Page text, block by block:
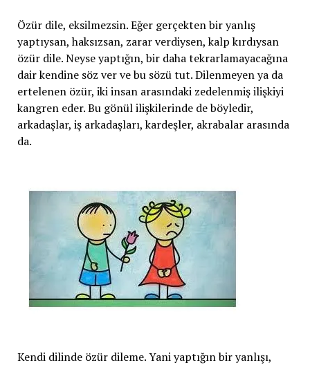
Özür dile, eksilmezsin. Eğer gerçekten bir yanlış
yaptıysan, haksızsan, zarar verdiysen, kalp kırdıysan
özür dile. Neyse yaptığın, bir daha tekrarlamayacağına
dair kendine söz ver ve bu sözü tut. Dilenmeyen ya da
ertelenen özür, iki insan arasındaki zedelenmiş ilişkiyi
kangren eder. Bu gönül ilişkilerinde de böyledir,
arkadaşlar, iş arkadaşları, kardeşler, akrabalar arasında
da.
Kendi dilinde özür dileme. Yani yaptığın bir yanlışı,